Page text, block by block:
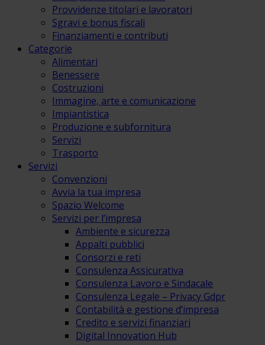
Provvidenze titolari e lavoratori
Sgravi e bonus fiscali
Finanziamenti e contributi
Categorie
Alimentari
Benessere
Costruzioni
Immagine, arte e comunicazione
Impiantistica
Produzione e subfornitura
Servizi
Trasporto
Servizi
Convenzioni
Avvia la tua impresa
Spazio Welcome
Servizi per l’impresa
Ambiente e sicurezza
Appalti pubblici
Consorzi e reti
Consulenza Assicurativa
Consulenza Lavoro e Sindacale
Consulenza Legale – Privacy Gdpr
Contabilità e gestione d’impresa
Credito e servizi finanziari
Digital Innovation Hub